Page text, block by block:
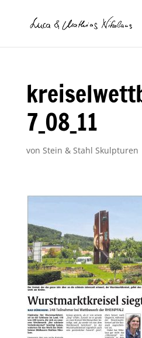
7_08_11
von Stein & Stahl Skulpturen